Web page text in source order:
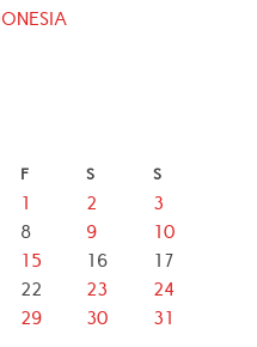
F S S
1 2
3
8 9
10
15 16
17
22 23
24
29 30
31